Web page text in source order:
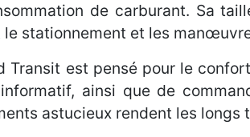
de carburant. Sa
stationnement et les
Transit est pensé pour le
ainsi que de
astucieux rendent les